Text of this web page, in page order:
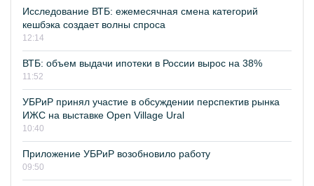
Исследование ВТБ: ежемесячная смена категорий
кешбэка создает волны спроса
12:14
ВТБ: объем выдачи ипотеки в России вырос на 38%
11:52
УБРиР принял участие в обсуждении перспектив рынка
ИЖС на выставке Open Village Ural
10:40
Приложение УБРиР возобновило работу
09:50